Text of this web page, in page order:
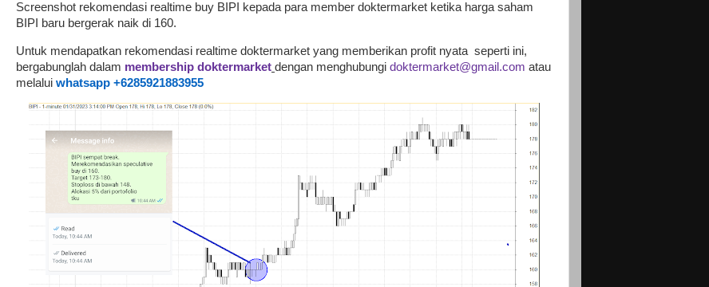
Screenshot rekomendasi realtime buy BIPI kepada para member doktermarket ketika harga saham
BIPI baru bergerak naik di 160.
Untuk mendapatkan rekomendasi realtime doktermarket yang memberikan profit nyata seperti ini,
bergabunglah dalam membership doktermarket dengan menghubungi doktermarket@gmail.com atau
melalui whatsapp +6285921883955